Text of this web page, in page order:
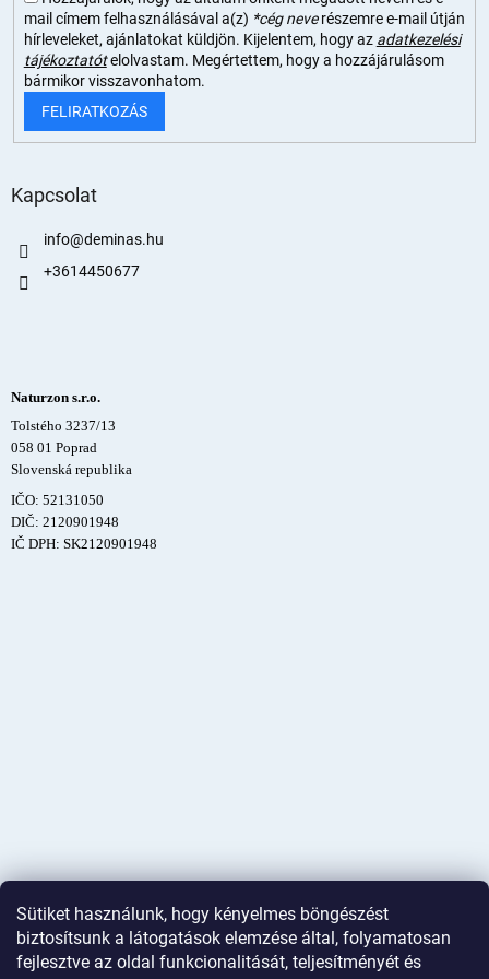
Sütiket használunk, hogy kényelmes böngészést
biztosítsunk a látogatások elemzése által, folyamatosan
fejlesztve az oldal funkcionalitását, teljesítményét és
mail címem felhasználásával a(z) *cég neverészemre e-mail útján
hírleveleket, ajánlatokat küldjön. Kijelentem, hogy az adatkezelési
tájékoztatót elolvastam. Megértettem, hogy a hozzájárulásom
bármikor visszavonhatom.
FELIRATKOZÁS
Kapcsolat
info@deminas.hu
+3614450677
Naturzon s.r.o.
Tolstého 3237/13
058 01 Poprad
Slovenská republika
IČO: 52131050
DIČ: 2120901948
IČ DPH: SK2120901948